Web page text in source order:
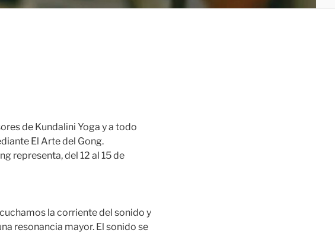
de Kundalini Yoga y a todo
El Arte del Gong.
representa, del 12 al 15 de
la corriente del sonido y
resonancia mayor. El sonido se